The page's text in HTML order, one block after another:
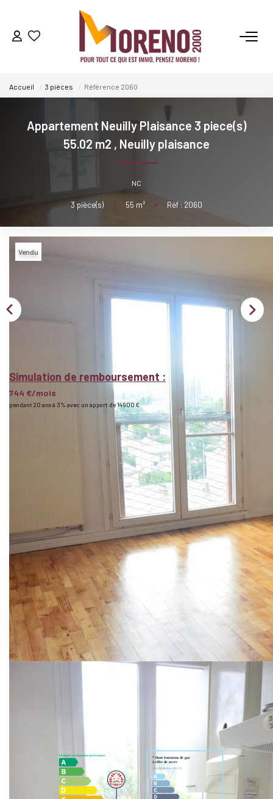
VENTES
LOCATIONS
GESTION
NOS AGENCES
Qui Sommes-Nous ?
Espace Bailleur
Espace Locataire
Accueil 3 pièces Référence 2060
Appartement Neuilly Plaisance 3 piece(s)
55.02 m2 , Neuilly plaisance
NC
3 pièce(s) • 55 m² • Réf : 2060
Vendu
Simulation de remboursement :
744 €/mois
pendant 20 ans à 3% avec un apport de 14 900 €
Résidence des Acacias: Aux pieds des écoles maternelle et
primaire, à 100 mètres de la ligne de bus 114, proche du parc
des coteaux d'avron, un appartement 3 PIECES au 3ème
étage très lumineux avec vue dégagée disposé en séjour
exposé plein sud, cuisine séparée, 2 chambres avec
placards, salle de bains, wc séparés, une cave et parking
libre dans la résidence. Copropriété de 570 lots dont 190
d'habitations. Charges courantes : 1920 €/an' Pas de
procédure en cours 149 000 € * *Dont Honoraires 6.43 %
TTC à la charge de l'acquéreur déjà inclus dans le prix et
calculés sur la base du prix net vendeur. Prix hors honoraires